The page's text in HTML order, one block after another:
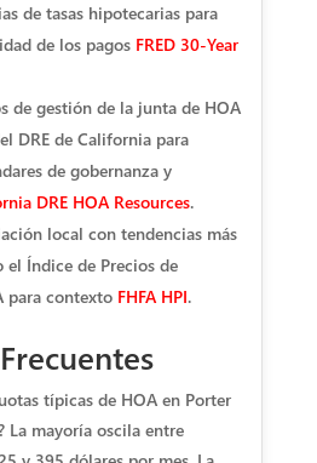
de tasas hipotecarias para
de los pagos FRED 30-Year
de gestión de la junta de HOA
DRE de California para
de gobernanza y
DRE HOA Resources.
local con tendencias más
Índice de Precios de
para contexto FHFA HPI.
típicas de HOA en Porter
La mayoría oscila entre